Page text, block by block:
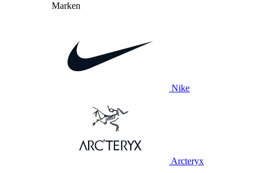
Marken
Nike
Arcteryx